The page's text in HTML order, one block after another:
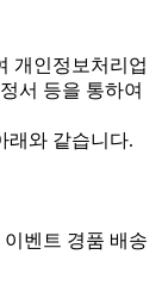
개인정보처리업
서 등을 통하여
래와 같습니다.
벤트 경품 배송